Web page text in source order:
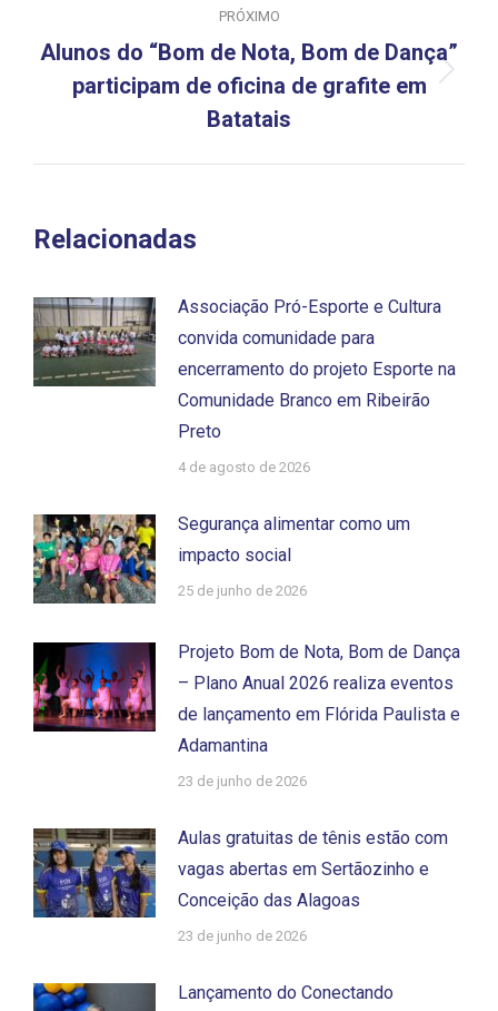
PRÓXIMO
Próximo
post:
Alunos do “Bom de Nota, Bom de Dança”
participam de oficina de grafite em
Batatais
Relacionadas
Associação Pró-Esporte e Cultura
convida comunidade para
encerramento do projeto Esporte na
Comunidade Branco em Ribeirão
Preto
4 de agosto de 2026
Segurança alimentar como um
impacto social
25 de junho de 2026
Projeto Bom de Nota, Bom de Dança
– Plano Anual 2026 realiza eventos
de lançamento em Flórida Paulista e
Adamantina
23 de junho de 2026
Aulas gratuitas de tênis estão com
vagas abertas em Sertãozinho e
Conceição das Alagoas
23 de junho de 2026
Lançamento do Conectando